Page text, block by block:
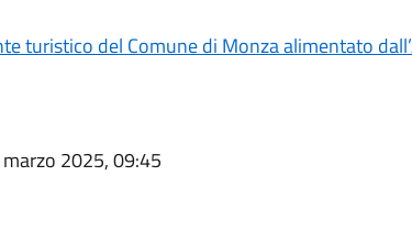
turistico del Comune di Monza alimentato
2025, 09:45